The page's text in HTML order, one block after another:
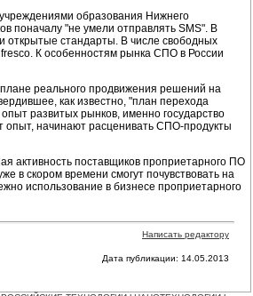
образования Нижнего
поначалу "не умели отправлять SMS". В
открытые стандарты. В числе свободных
К особенностям рынка СПО в России
реального продвижения решений на
как известно, "план перехода
развитых рынков, именно государство
опыт, начинают расценивать СПО-продукты
активность поставщиков проприетарного ПО
в скором времени смогут почувствовать на
использование в бизнесе проприетарного
Написать редактору
Дата публикации: 14.05.2013